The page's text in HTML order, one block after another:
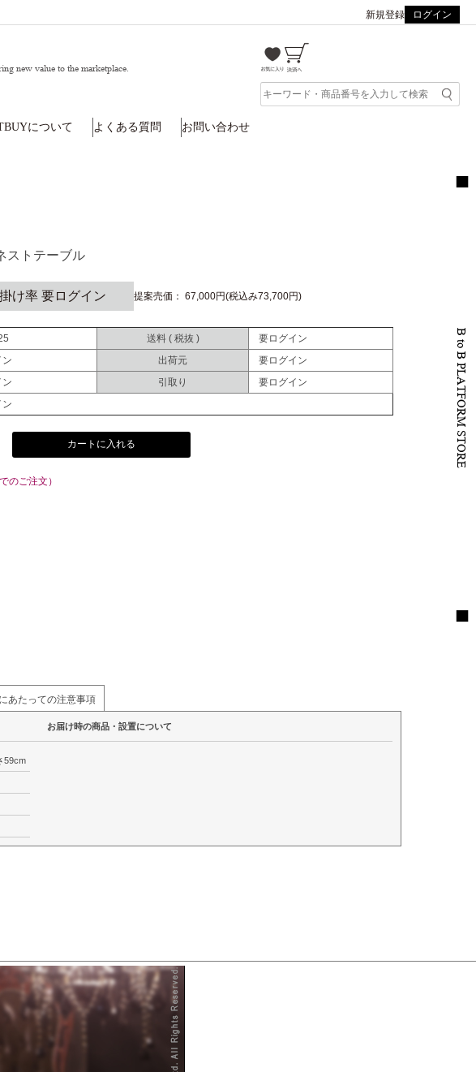
新規登録 ログイン
new value to the marketplace.
について よくある質問 お問い合わせ
ストテーブル
掛け率 要ログイン 提案売価： 67,000円(税込み73,700円)
送料 ( 税抜 )
要ログイン
ン 出荷元
要ログイン
ン 引取り
要ログイン
ン
カートに入れる
のご注文）
あたっての注意事項
お届け時の商品・設置について
59cm
B to B PLATFORM STORE